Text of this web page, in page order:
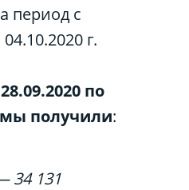
период с
г.
по
мы получили:
34 131